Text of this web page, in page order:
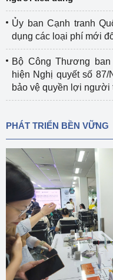
Ủy ban Cạnh tranh
dụng các loại phí mới
Bộ Công Thương
hiện Nghị quyết số
bảo vệ quyền lợi người
PHÁT TRIỂN BỀN VỮNG